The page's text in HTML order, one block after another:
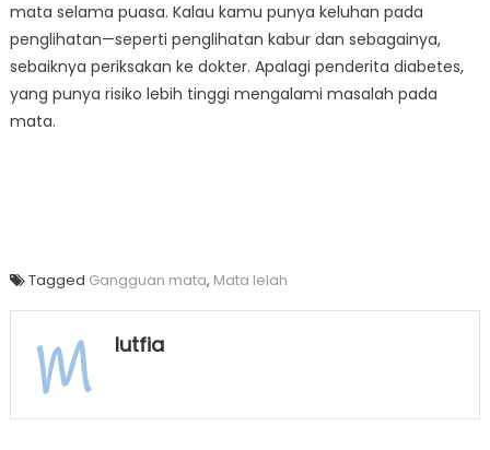
mata selama puasa. Kalau kamu punya keluhan pada
penglihatan—seperti penglihatan kabur dan sebagainya,
sebaiknya periksakan ke dokter. Apalagi penderita diabetes,
yang punya risiko lebih tinggi mengalami masalah pada
mata.
Tagged Gangguan mata, Mata lelah
lutfia